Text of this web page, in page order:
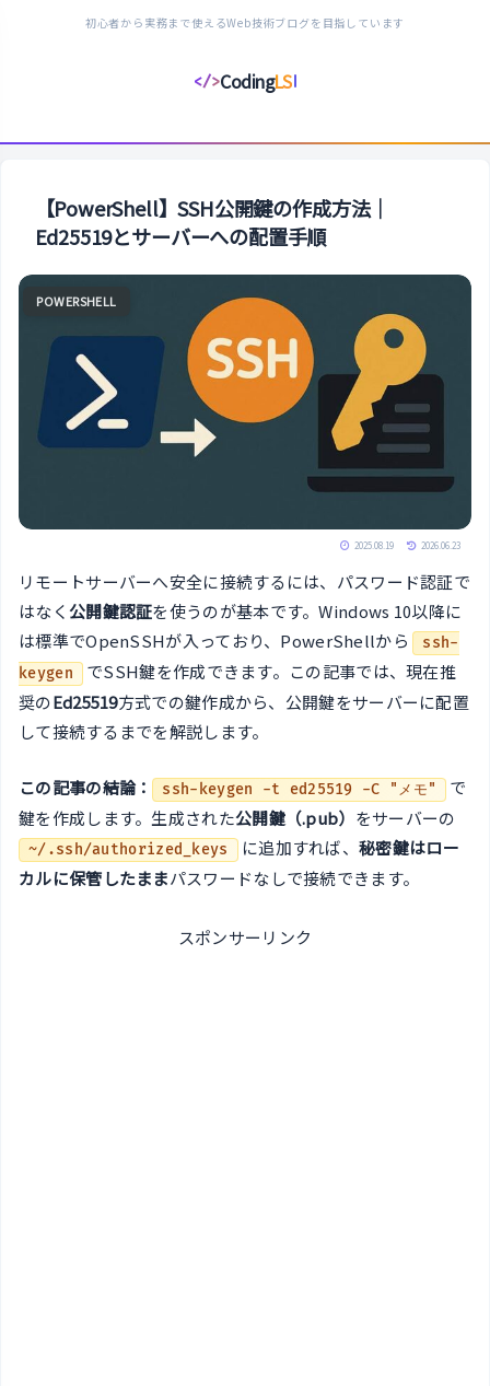
初心者から実務まで使えるWeb技術ブログを目指しています
</>CodingLS
コ
デ
ン
フ
ス
タ
イ
ル
【PowerShell】SSH公開鍵の作成方法｜
Ed25519とサーバーへの配置手順
POWERSHELL
2025.08.19 2026.06.23
リモートサーバーへ安全に接続するには、パスワード認証で
はなく公開鍵認証を使うのが基本です。Windows 10以降に
は標準でOpenSSHが入っており、PowerShellから
ssh-
keygen
でSSH鍵を作成できます。この記事では、現在推
奨のEd25519方式での鍵作成から、公開鍵をサーバーに配置
して接続するまでを解説します。
この記事の結論： ssh-keygen -t ed25519 -C "メモ"
で
鍵を作成します。生成された公開鍵（.pub） をサーバーの
~/.ssh/authorized_keys に追加すれば、秘密鍵はロー
カルに保管したままパスワードなしで接続できます。
スポンサーリンク